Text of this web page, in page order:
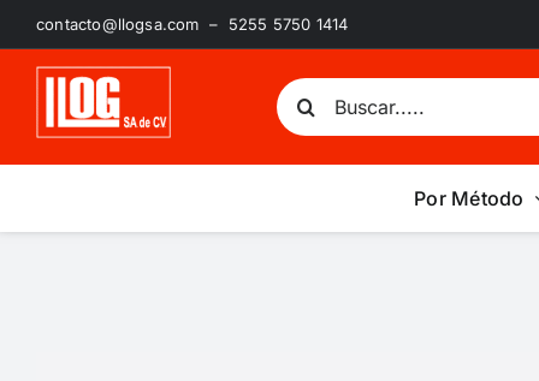
Saltar
al
contenido
contacto@llogsa.com – 5255 5750 1414
Buscar:
Por Método